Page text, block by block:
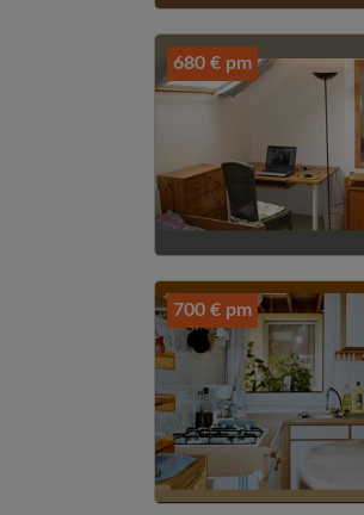
680 € pm
700 € pm